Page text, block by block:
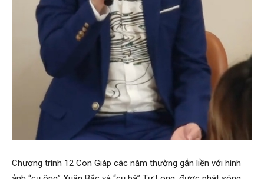
Chương trình 12 Con Giáp các năm thường gắn liền với hình